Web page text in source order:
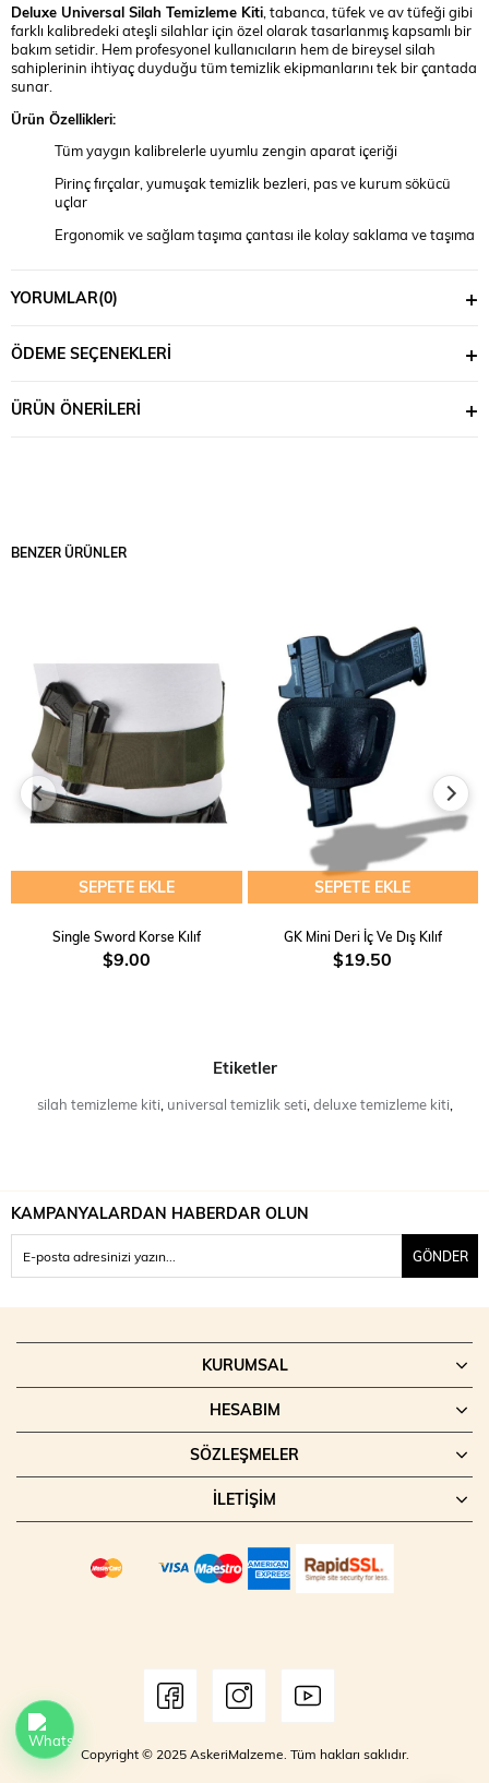
Deluxe Universal Silah Temizleme Kiti , tabanca, tüfek ve av tüfeği gibi
farklı kalibredeki ateşli silahlar için özel olarak tasarlanmış kapsamlı bir
bakım setidir. Hem profesyonel kullanıcıların hem de bireysel silah
sahiplerinin ihtiyaç duyduğu tüm temizlik ekipmanlarını tek bir çantada
sunar.
Ürün Özellikleri:
Tüm yaygın kalibrelerle uyumlu zengin aparat içeriği
Pirinç fırçalar, yumuşak temizlik bezleri, pas ve kurum sökücü
uçlar
Ergonomik ve sağlam taşıma çantası ile kolay saklama ve taşıma
Kullanım Alanları:
Tabanca, av tüfeği, yarı otomatik ve tam otomatik silahlar
YORUMLAR(0)
ÖDEME SEÇENEKLERI
ÜRÜN ÖNERILERI
BENZER ÜRÜNLER
SEPETE EKLE
Single Sword Korse Kılıf
$9.00
SEPETE EKLE
GK Mini Deri İç Ve Dış Kılıf
$19.50
Etiketler
silah temizleme kiti, universal temizlik seti, deluxe temizleme kiti,
KAMPANYALARDAN HABERDAR OLUN
GÖNDER
KURUMSAL
HESABIM
SÖZLEŞMELER
İLETIŞIM
Copyright © 2025 AskeriMalzeme. Tüm hakları saklıdır.